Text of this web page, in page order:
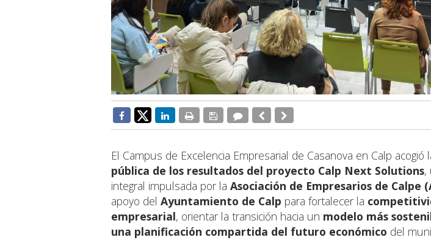
El Campus de Excelencia Empresarial de Casanova en Calp acogió
pública de los resultados del proyecto Calp Next Solutions,
integral impulsada por la Asociación de Empresarios de Calpe
apoyo del Ayuntamiento de Calp para fortalecer la
empresarial, orientar la transición hacia un modelo más
una planificación compartida del futuro económico del